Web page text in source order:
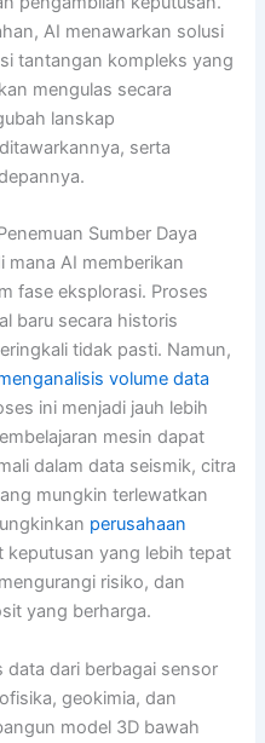
AI menawarkan solusi
tantangan kompleks yang
mengulas secara
lanskap
serta
Sumber Daya
mana AI memberikan
fase eksplorasi. Proses
baru secara historis
tidak pasti. Namun,
volume data
ini menjadi jauh lebih
mesin dapat
dalam data seismik, citra
mungkin terlewatkan
perusahaan
keputusan yang lebih tepat
risiko, dan
yang berharga.
data dari berbagai sensor
geokimia, dan
model 3D bawah